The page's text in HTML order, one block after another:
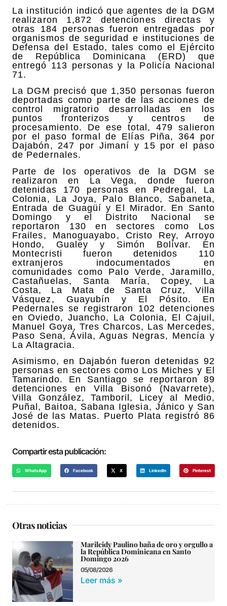
La institución indicó que agentes de la DGM
realizaron 1,872 detenciones directas y
otras 184 personas fueron entregadas por
organismos de seguridad e instituciones de
Defensa del Estado, tales como el Ejército
de República Dominicana (ERD) que
entregó 113 personas y la Policía Nacional
71.
La DGM precisó que 1,350 personas fueron
deportadas como parte de las acciones de
control migratorio desarrolladas en los
puntos fronterizos y centros de
procesamiento. De ese total, 479 salieron
por el paso formal de Elías Piña, 364 por
Dajabón, 247 por Jimaní y 15 por el paso
de Pedernales.
Parte de los operativos de la DGM se
realizaron en La Vega, donde fueron
detenidas 170 personas en Pedregal, La
Colonia, La Joya, Palo Blanco, Sabaneta,
Entrada de Guagüí y El Mirador. En Santo
Domingo y el Distrito Nacional se
reportaron 130 en sectores como Los
Frailes, Manoguayabo, Cristo Rey, Arroyo
Hondo, Gualey y Simón Bolívar. En
Montecristi fueron detenidos 110
extranjeros indocumentados en
comunidades como Palo Verde, Jaramillo,
Castañuelas, Santa María, Copey, La
Costa, La Mata de Santa Cruz, Villa
Vásquez, Guayubín y El Pósito. En
Pedernales se registraron 102 detenciones
en Oviedo, Juancho, La Colonia, El Cajuil,
Manuel Goya, Tres Charcos, Las Mercedes,
Paso Sena, Ávila, Aguas Negras, Mencía y
La Altagracia.
Asimismo, en Dajabón fueron detenidas 92
personas en sectores como Los Miches y El
Tamarindo. En Santiago se reportaron 89
detenciones en Villa Bisonó (Navarrete),
Villa González, Tamboril, Licey al Medio,
Puñal, Baitoa, Sabana Iglesia, Jánico y San
José de las Matas. Puerto Plata registró 86
detenidos.
Compartir esta publicación:
WhatsApp Facebook X LinkedIn Pinterest
Otras noticias
Marileidy Paulino baña de oro y orgullo a
la República Dominicana en Santo
Domingo 2026
05/08/2026
Leer más »